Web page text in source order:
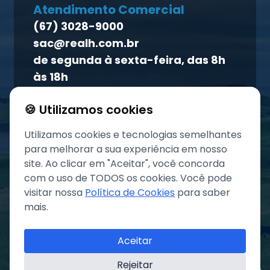
Política de qualidade
Atendimento ao titular
Canal de ética
Homeopet
Atendimento Comercial
(67) 3028-9000
sac@realh.com.br
de segunda à sexta-feira, das 8h
às 18h
Grupo REAL. Todos os direitos reservados.
🍪 Utilizamos cookies
Utilizamos cookies e tecnologias semelhantes
para melhorar a sua experiência em nosso
site. Ao clicar em "Aceitar", você concorda
com o uso de TODOS os cookies. Você pode
visitar nossa Política de Cookies para saber
mais.
Aceitar
Rejeitar